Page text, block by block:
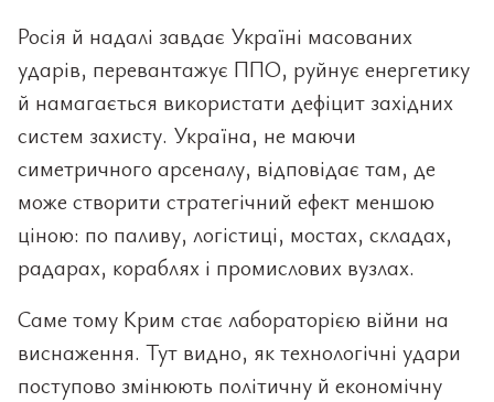
Росія й надалі завдає Україні масованих
ударів, перевантажує ППО, руйнує енергетику
й намагається використати дефіцит західних
систем захисту. Україна, не маючи
симетричного арсеналу, відповідає там, де
може створити стратегічний ефект меншою
ціною: по паливу, логістиці, мостах, складах,
радарах, кораблях і промислових вузлах.
Саме тому Крим стає лабораторією війни на
виснаження. Тут видно, як технологічні удари
поступово змінюють політичну й економічну